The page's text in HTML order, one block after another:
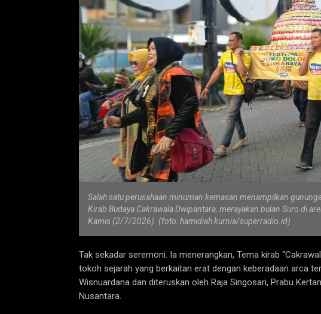
Salah satu perusahaan minuman kemasan menampilkan
Kirab Budaya Cakrawala Dwipantara, merayakan bulan Suro di
Kamis (2/7/2026). (foto: hamidiah kurnia/superradio.id)
Tak sekadar seremoni. Ia menerangkan, Tema kirab
tokoh sejarah yang berkaitan erat dengan keberadaan arca
Wisnuardana dan diteruskan oleh Raja Singosari, Prabu
Nusantara.